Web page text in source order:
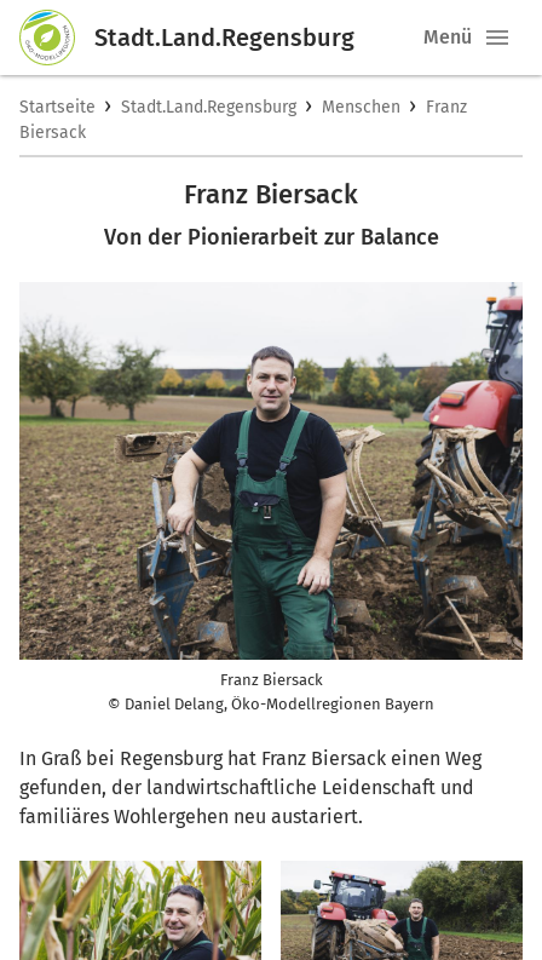
Stadt.Land.Regensburg Menü
Startseite › Stadt.Land.Regensburg › Menschen › Franz
Biersack
Franz Biersack
Von der Pionierarbeit zur Balance
Franz Biersack
© Daniel Delang, Öko-Modellregionen Bayern
In Graß bei Regensburg hat Franz Biersack einen Weg
gefunden, der landwirtschaftliche Leidenschaft und
familiäres Wohlergehen neu austariert.